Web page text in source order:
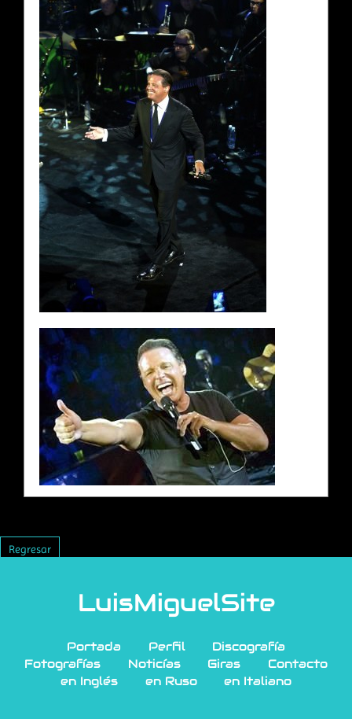
Regresar
LuisMiguelSite
Portada Perfil
Discografía
Fotografías
Noticías Giras
Contacto
en Inglés
en Ruso en Italiano